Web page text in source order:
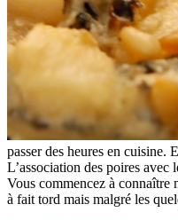
passer des heures en cuisine.
L’association des poires
Vous commencez à connaître
à fait tord mais malgré les